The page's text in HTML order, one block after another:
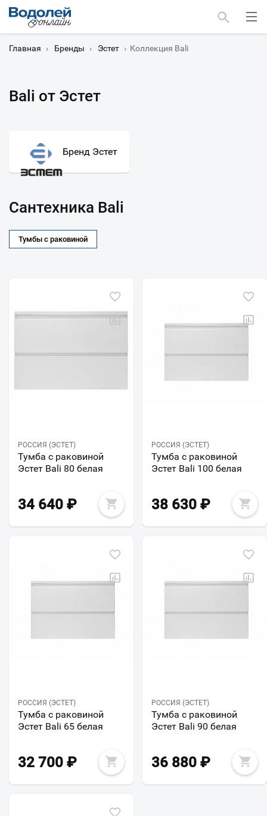
Главная › Бренды › Эстет › Коллекция Bali
Bali от Эстет
Бренд Эстет
Сантехника Bali
Тумбы с раковиной
РОССИЯ (ЭСТЕТ)
Тумба с раковиной
Эстет Bali 80 белая
34 640 ₽
РОССИЯ (ЭСТЕТ)
Тумба с раковиной
Эстет Bali 100 белая
38 630 ₽
РОССИЯ (ЭСТЕТ)
Тумба с раковиной
Эстет Bali 65 белая
32 700 ₽
РОССИЯ (ЭСТЕТ)
Тумба с раковиной
Эстет Bali 90 белая
36 880 ₽